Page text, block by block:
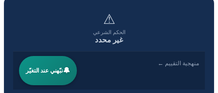
⚠
الحكم الشرعي
غير محدد
منهجية التقييم ←
🔔نبّهني عند التغيّر